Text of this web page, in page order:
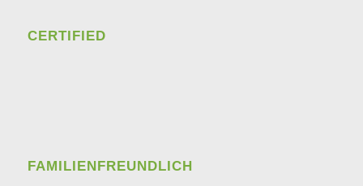
CERTIFIED
FAMILIENFREUNDLICH